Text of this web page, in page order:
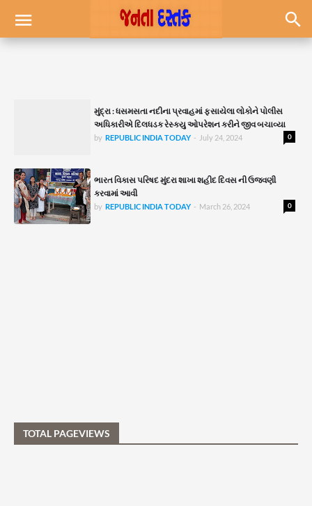
મુંદ્રા : ધસમસતા નદીના પ્રવાહમાં ફસાયેલા લોકોને પોલીસ
અધિકારીએ દિલધડક રેસ્ક્યુ ઓપરેશન કરીને જીવ બચાવ્યા
by REPUBLIC INDIA TODAY 0
- July 24, 2024
ભારત વિકાસ પરિષદ મુંદરા શાખા શહીદ દિવસ ની ઉજવણી
કરવામાં આવી
by REPUBLIC INDIA TODAY 0
- March 26, 2024
TOTAL PAGEVIEWS